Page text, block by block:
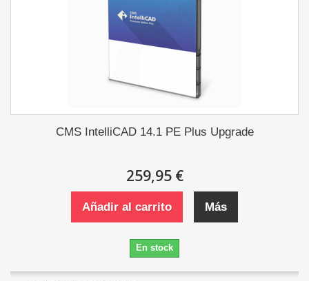
CMS IntelliCAD 14.1 PE Plus Upgrade
259,95 €
Añadir al carrito Más
En stock